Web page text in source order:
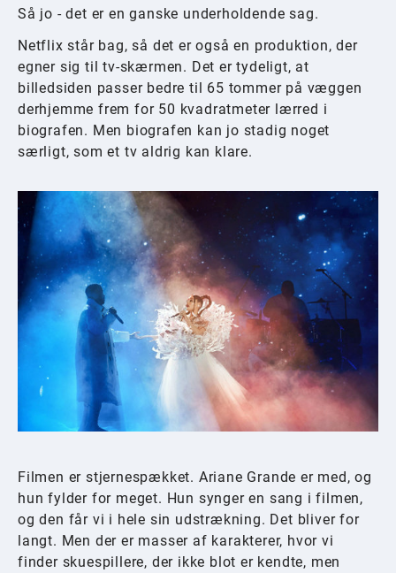
Så jo - det er en ganske underholdende sag.
Netflix står bag, så det er også en produktion, der
egner sig til tv-skærmen. Det er tydeligt, at
billedsiden passer bedre til 65 tommer på væggen
derhjemme frem for 50 kvadratmeter lærred i
biografen. Men biografen kan jo stadig noget
særligt, som et tv aldrig kan klare.
Filmen er stjernespækket. Ariane Grande er med, og
hun fylder for meget. Hun synger en sang i filmen,
og den får vi i hele sin udstrækning. Det bliver for
langt. Men der er masser af karakterer, hvor vi
finder skuespillere, der ikke blot er kendte, men